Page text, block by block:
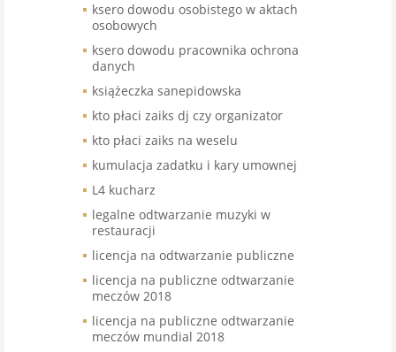
ksero dowodu osobistego w aktach
osobowych
ksero dowodu pracownika ochrona
danych
książeczka sanepidowska
kto płaci zaiks dj czy organizator
kto płaci zaiks na weselu
kumulacja zadatku i kary umownej
L4 kucharz
legalne odtwarzanie muzyki w
restauracji
licencja na odtwarzanie publiczne
licencja na publiczne odtwarzanie
meczów 2018
licencja na publiczne odtwarzanie
meczów mundial 2018